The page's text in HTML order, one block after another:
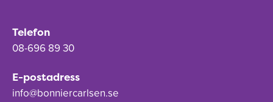
Telefon
08-696 89 30
E-postadress
info@bonniercarlsen.se